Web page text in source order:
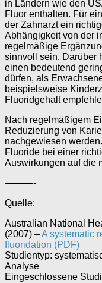
in Ländern wie den
Fluor enthalten. Für
der Zahnarzt ein
Abhängigkeit von der
regelmäßige
sinnvoll sein. Darüber
einen bedeutend
dürfen, als
beispielsweise
Fluoridgehalt
Nach regelmäßigem
Reduzierung von
nachgewiesen
Fluoride bei einer
Auswirkungen auf die
———-
Quelle:
Australian National
(2007) –A systematic
fluoridation (PDF)
Studientyp:
Analyse
Eingeschlossene